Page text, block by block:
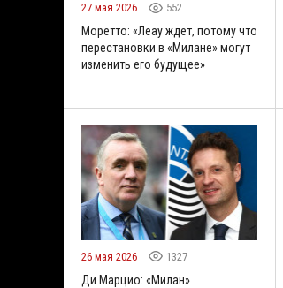
27 мая 2026 552
Моретто: «Леау ждет, потому что
перестановки в «Милане» могут
изменить его будущее»
26 мая 2026 1327
Ди Марцио: «Милан»